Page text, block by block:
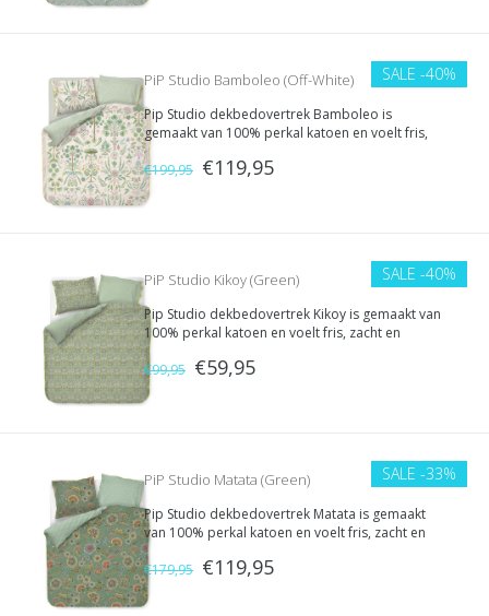
SALE -40%
PiP Studio Bamboleo (Off-White)
Pip Studio dekbedovertrek Bamboleo is
gemaakt van 100% perkal katoen en voelt fris,
zacht en comfortabel aan. De fijne stof en
kleurrijke print geven je slaapkamer een vrolijke
en luxe uitstraling.
€199,95 €119,95
SALE -40%
PiP Studio Kikoy (Green)
Pip Studio dekbedovertrek Kikoy is gemaakt van
100% perkal katoen en voelt fris, zacht en
comfortabel aan. De fijne stof en kleurrijke print
geven je slaapkamer een vrolijke en luxe
uitstraling.
€99,95 €59,95
SALE -33%
PiP Studio Matata (Green)
Pip Studio dekbedovertrek Matata is gemaakt
van 100% perkal katoen en voelt fris, zacht en
comfortabel aan. De fijne stof en kleurrijke print
geven je slaapkamer een vrolijke en luxe
uitstraling.
€179,95 €119,95